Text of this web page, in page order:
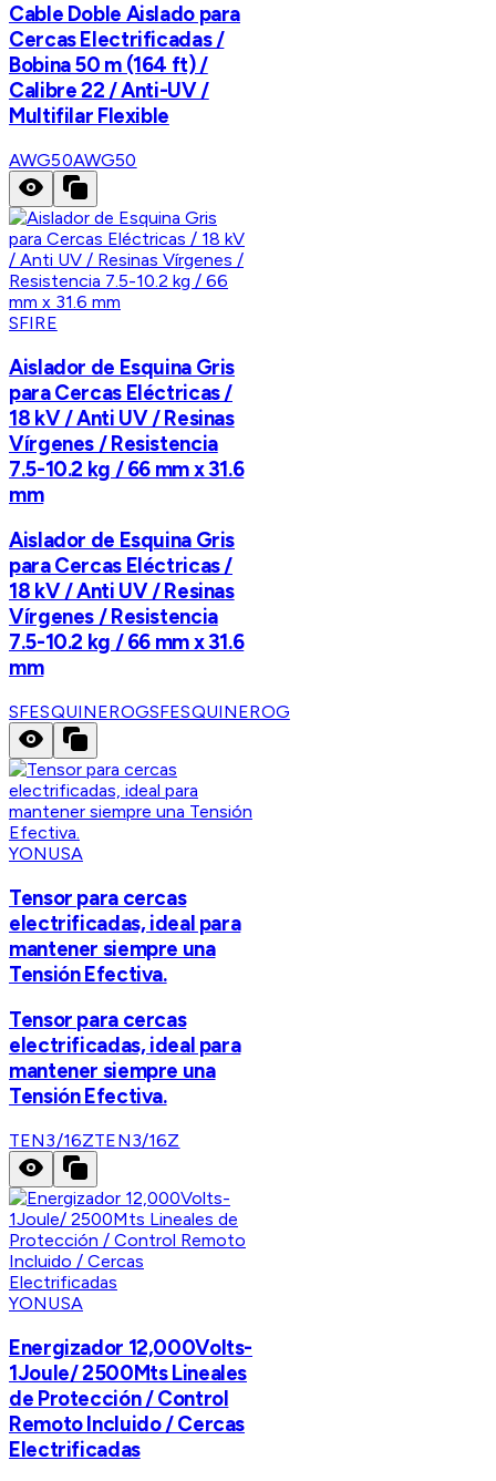
Cable Doble Aislado para
Cercas Electrificadas /
Bobina 50 m (164 ft) /
Calibre 22 / Anti-UV /
Multifilar Flexible
AWG50AWG50
SFIRE
Aislador de Esquina Gris
para Cercas Eléctricas /
18 kV / Anti UV / Resinas
Vírgenes / Resistencia
7.5-10.2 kg / 66 mm x 31.6
mm
Aislador de Esquina Gris
para Cercas Eléctricas /
18 kV / Anti UV / Resinas
Vírgenes / Resistencia
7.5-10.2 kg / 66 mm x 31.6
mm
SFESQUINEROGSFESQUINEROG
YONUSA
Tensor para cercas
electrificadas, ideal para
mantener siempre una
Tensión Efectiva.
Tensor para cercas
electrificadas, ideal para
mantener siempre una
Tensión Efectiva.
TEN3/16ZTEN3/16Z
YONUSA
Energizador 12,000Volts-
1Joule/ 2500Mts Lineales
de Protección / Control
Remoto Incluido / Cercas
Electrificadas